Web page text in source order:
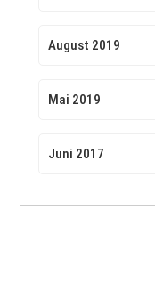
August 2019
Mai 2019
Juni 2017